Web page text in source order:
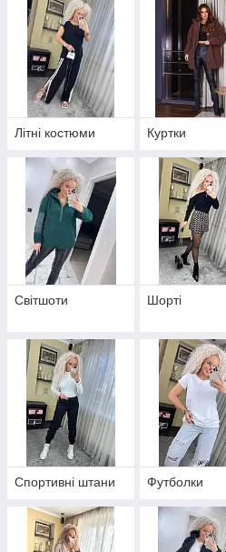
Літні костюми Куртки
Світшоти Шорті
Спортивні штани Футболки